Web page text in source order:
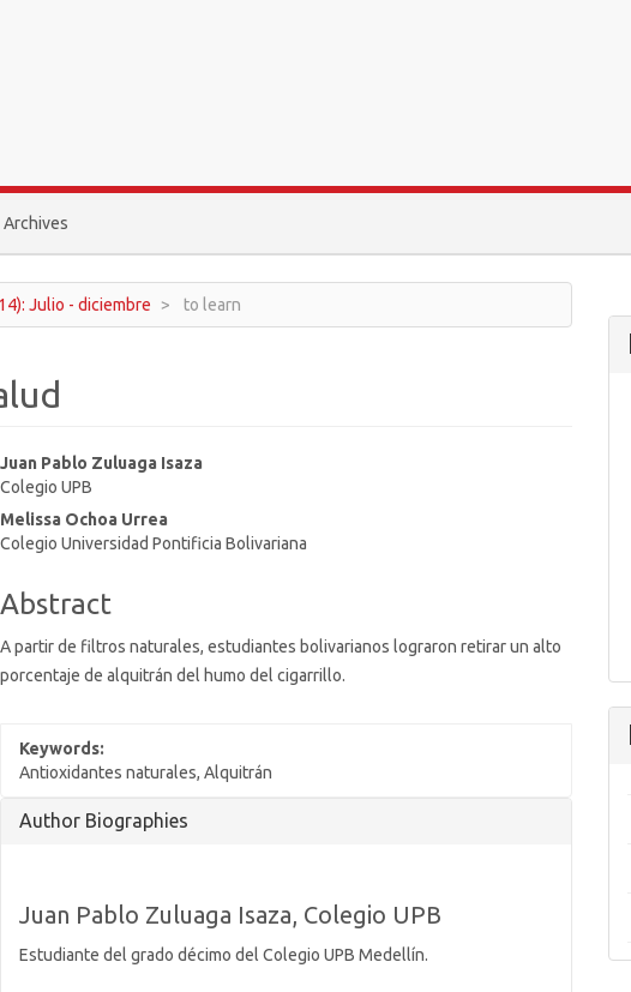
Archives
Julio - diciembre to learn
Main
Article
Content
Juan Pablo Zuluaga Isaza
Colegio UPB
Melissa Ochoa Urrea
Colegio Universidad Pontificia Bolivariana
Abstract
A partir de filtros naturales, estudiantes bolivarianos lograron retirar un alto
porcentaje de alquitrán del humo del cigarrillo.
Keywords:
Antioxidantes naturales, Alquitrán
Article
Author Biographies
Juan Pablo Zuluaga Isaza, Colegio UPB
Estudiante del grado décimo del Colegio UPB Medellín.